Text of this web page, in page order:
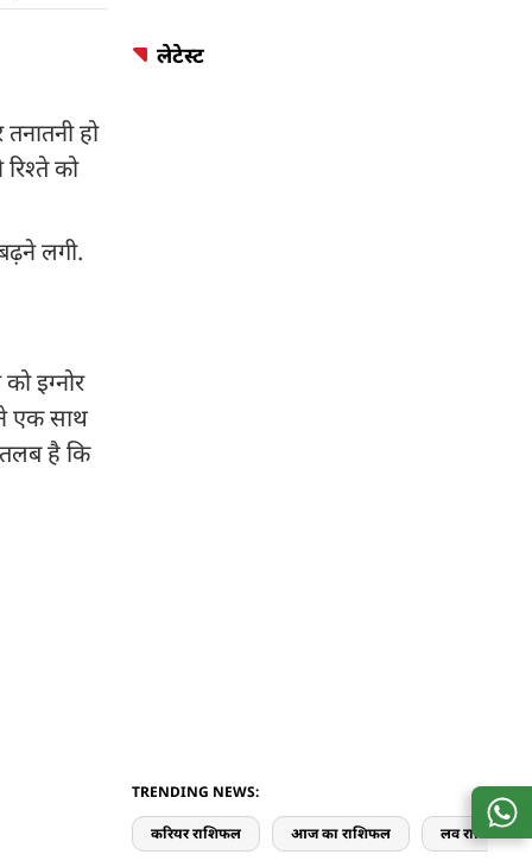
हो
को
लगी.
इग्नोर
एक साथ
है कि
लेटेस्ट
TRENDING NEWS:
करियर राशिफल आज का राशिफल लव राशिफल